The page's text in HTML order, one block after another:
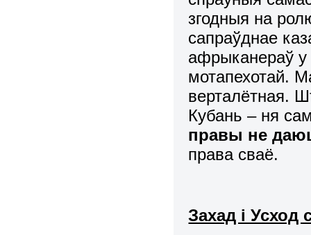
згодныя на
сапраўднае
афрыканераў
мотапехотай.
верталётная.
Кубань – ня
правы не
права сваё.
Захад і Усход